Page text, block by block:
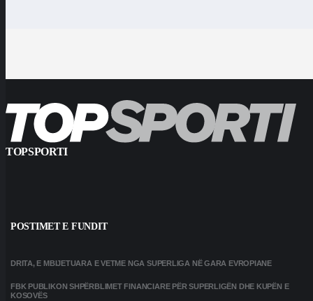
TOPSPORTI
POSTIMET E FUNDIT
DRITA, E MBIJETUARA E VETME NGA SUPERLIGA NË GARA EVROPIANE
FBK PUBLIKON SHPËRBLIMET FINANCIARE PËR SUPERLIGËN DHE KUPËN E
KOSOVËS